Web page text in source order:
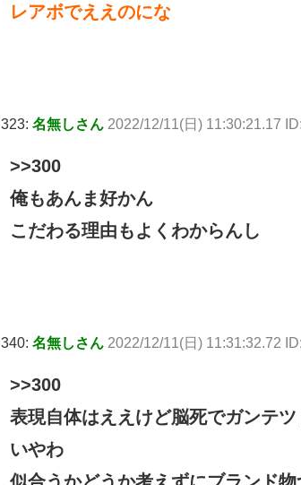
レアボでええのにな
323: 名無しさん 2022/12/11(日) 11:30:21.17
>>300
俺もあんま好かん
こだわる理由もよくわからんし
340: 名無しさん 2022/12/11(日) 11:31:32.72
>>300
表現自体はええけど脳死でガンテ
いやわ